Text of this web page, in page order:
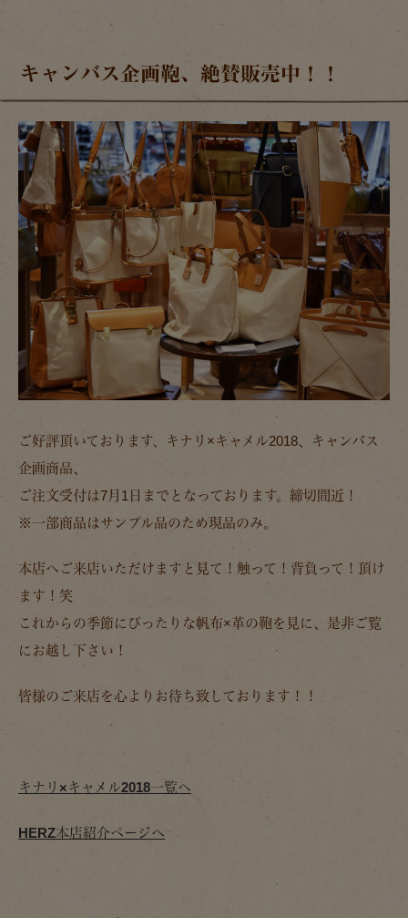
キャンバス企画鞄、絶賛販売中！！
ご好評頂いております、キナリ×キャメル2018、キャンバス
企画商品、
ご注文受付は7月1日までとなっております。締切間近！
※一部商品はサンプル品のため現品のみ。
本店へご来店いただけますと見て！触って！背負って！頂け
ます！笑
これからの季節にぴったりな帆布×革の鞄を見に、是非ご覧
にお越し下さい！
皆様のご来店を心よりお待ち致しております！！
キナリ×キャメル2018一覧へ
HERZ本店紹介ページへ